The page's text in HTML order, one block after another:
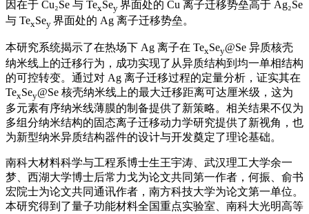
因在于 Cu₂Se 与 TexSey 界面处的 Cu 离子迁移势垒高于 Ag₂Se
与 TexSey 界面处的 Ag 离子迁移势垒。
本研究系统揭示了在热场下 Ag 离子在 TexSey@Se 异质核壳
纳米线上的迁移行为，成功实现了从异质结构到均一单相结构
的可控转变。通过对 Ag 离子迁移过程的定量分析，证实其在
TexSey@Se 核壳纳米线上的最大迁移距离可达厘米级，这为
多元素有序纳米线薄膜的制备提供了新策略。相关结果不仅为
多组分纳米结构的固态离子迁移动力学研究提供了新视角，也
为新型纳米异质结构器件的设计与开发奠定了理论基础。
南科大材料科学与工程系博士生王宇涛、武汉理工大学余一
梦、西湖大学博士后常力戈为论文共同第一作者，何振、俞书
宏院士为论文共同通讯作者，南方科技大学为论文第一单位。
本研究得到了量子功能材料全国重点实验室、南科大光明高等